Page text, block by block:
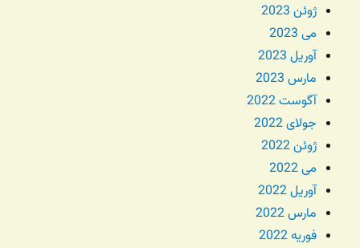
ژوئن 2023
می 2023
آوریل 2023
مارس 2023
آگوست 2022
جولای 2022
ژوئن 2022
می 2022
آوریل 2022
مارس 2022
فوریه 2022